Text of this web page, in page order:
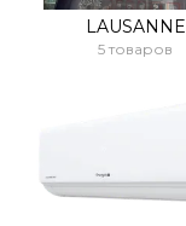
LAUSANNE
5 товаров